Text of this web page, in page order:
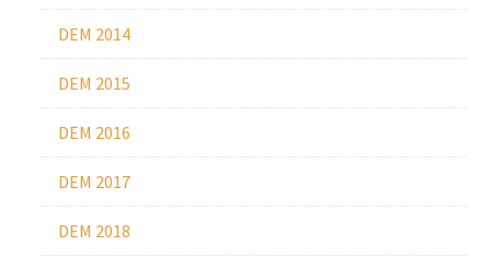
DEM 2014
DEM 2015
DEM 2016
DEM 2017
DEM 2018